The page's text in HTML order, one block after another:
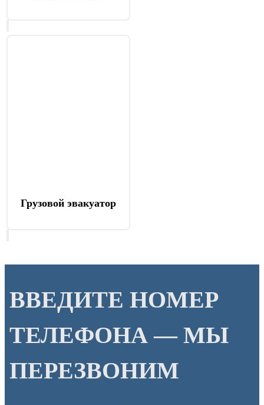
Грузовой эвакуатор
ВВЕДИТЕ НОМЕР
ТЕЛЕФОНА — МЫ
ПЕРЕЗВОНИМ